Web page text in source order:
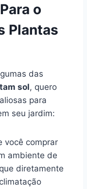
o
Plantas
das
sol, quero
para
seu jardim:
você comprar
ambiente de
diretamente